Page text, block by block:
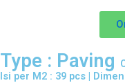
Type : Paving
Isi per M2 : 39 pcs |